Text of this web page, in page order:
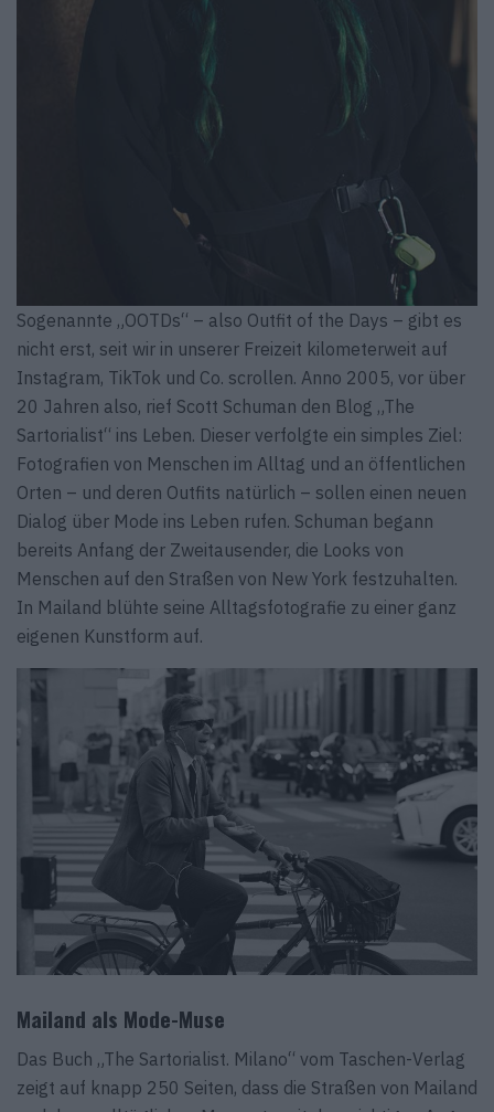
Sogenannte „OOTDs“ – also Outfit of the Days – gibt es
nicht erst, seit wir in unserer Freizeit kilometerweit auf
Instagram, TikTok und Co. scrollen. Anno 2005, vor über
20 Jahren also, rief Scott Schuman den Blog „The
Sartorialist“ ins Leben. Dieser verfolgte ein simples Ziel:
Fotografien von Menschen im Alltag und an öffentlichen
Orten – und deren Outfits natürlich – sollen einen neuen
Dialog über Mode ins Leben rufen. Schuman begann
bereits Anfang der Zweitausender, die Looks von
Menschen auf den Straßen von New York festzuhalten.
In Mailand blühte seine Alltagsfotografie zu einer ganz
eigenen Kunstform auf.
Mailand als Mode-Muse
Das Buch „The Sartorialist. Milano“ vom Taschen-Verlag
zeigt auf knapp 250 Seiten, dass die Straßen von Mailand